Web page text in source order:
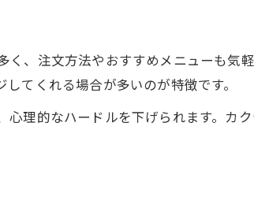
、注文方法やおすすめメニューも気
てくれる場合が多いのが特徴です。
理的なハードルを下げられます。カ